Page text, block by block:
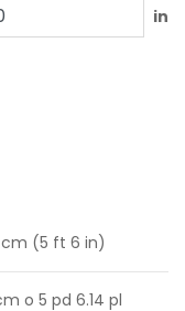
in
cm (5 ft 6 in)
o 5 pd 6.14 pl